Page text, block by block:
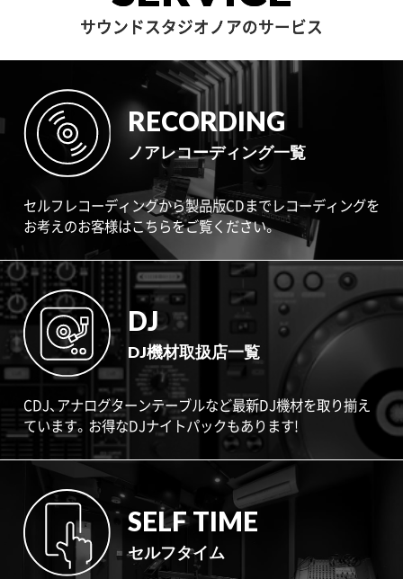
サウンドスタジオノアのサービス
RECORDING
ノアレコーディング一覧
セルフレコーディングから製品版CDまでレコーディングを
お考えのお客様はこちらをご覧ください。
DJ
DJ機材取扱店一覧
CDJ、アナログターンテーブルなど最新DJ機材を取り揃え
ています。お得なDJナイトパックもあります!
SELF TIME
セルフタイム